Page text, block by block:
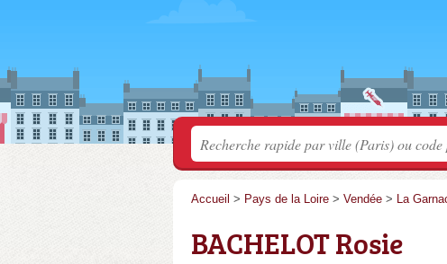
Accueil > Pays de la Loire > Vendée > La
BACHELOT Rosie